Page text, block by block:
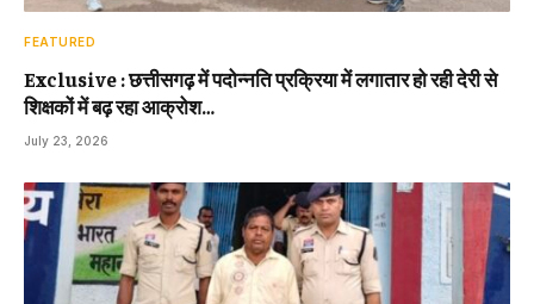
FEATURED
Exclusive : छत्तीसगढ़ में पदोन्नति प्रक्रिया में लगातार हो रही देरी से
शिक्षकों में बढ़ रहा आक्रोश…
July 23, 2026